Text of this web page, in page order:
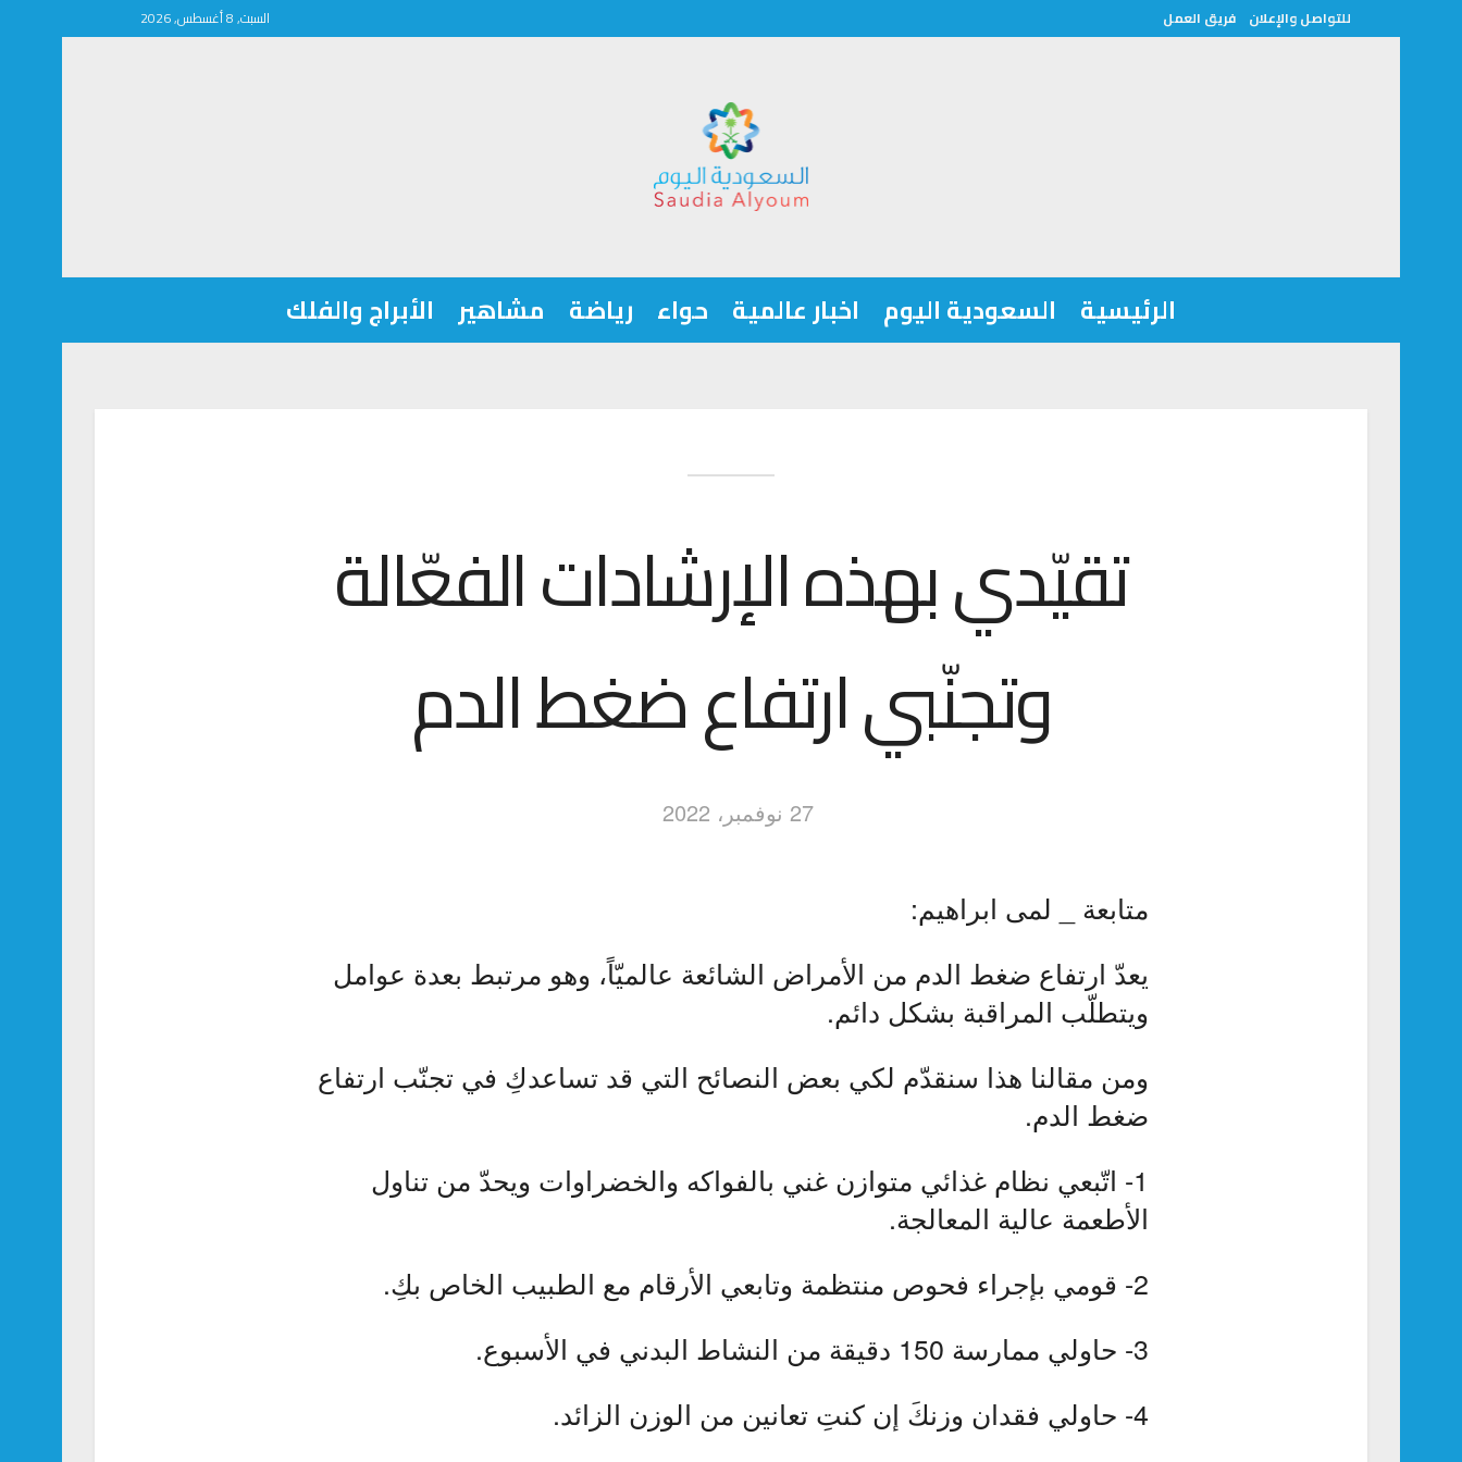
للتواصل والإعلان فريق العمل السبت, 8 أغسطس, 2026
الرئيسية السعودية اليوم اخبار عالمية حواء رياضة مشاهير الأبراج والفلك
تقيّدي بهذه الإرشادات الفعّالة
وتجنّبي ارتفاع ضغط الدم
27 نوفمبر، 2022
متابعة _ لمى ابراهيم:
يعدّ ارتفاع ضغط الدم من الأمراض الشائعة عالميّاً، وهو مرتبط بعدة عوامل
ويتطلّب المراقبة بشكل دائم.
ومن مقالنا هذا سنقدّم لكي بعض النصائح التي قد تساعدكِ في تجنّب ارتفاع
ضغط الدم.
1- اتّبعي نظام غذائي متوازن غني بالفواكه والخضراوات ويحدّ من تناول
الأطعمة عالية المعالجة.
2- قومي بإجراء فحوص منتظمة وتابعي الأرقام مع الطبيب الخاص بكِ.
3- حاولي ممارسة 150 دقيقة من النشاط البدني في الأسبوع.
4- حاولي فقدان وزنكَ إن كنتِ تعانين من الوزن الزائد.